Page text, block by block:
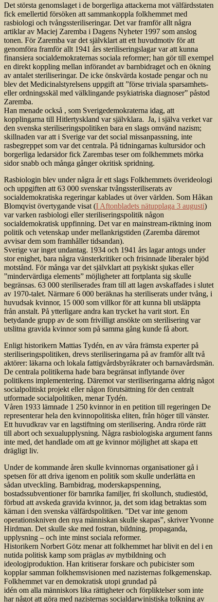
Det största genomslaget i de borgerliga attackerna mot välfärdsstaten
fick emellertid försöken att sammankoppla folkhemmet med
rasbiologi och tvångssteriliseringar. Det var framför allt några
artiklar av Maciej Zaremba i Dagens Nyheter 1997 som anslog
tonen. För Zaremba var det självklart att ett huvudmotiv för att
genomföra framför allt 1941 års steriliseringslagar var att kunna
finansiera socialdemokraternas sociala reformer; han gör till exempel
en direkt koppling mellan införandet av barnbidraget och en ökning
av antalet steriliseringar. De icke önskvärda kostade pengar och nu
blev det Medicinalstyrelsens uppgift att ”förse triviala sparsamhets-
eller ordningsskäl med välklingande psykiatriska diagnoser” påstod
Zaremba.
Han menade också , som Sverigedemokraterna idag, att
kopplingarna till Hitlertyskland var självklara. Ja, i själva verket var
den svenska steriliseringspolitiken bara en slags omvänd nazism;
skillnaden var att i Sverige var det social missanpassning, inte
rasbegreppet som var det centrala. På tidningarnas kultursidor och
borgerliga ledarsidor fick Zarembas teser om folkhemmets mörka
sidor snabb och många gånger okritisk spridning.
Rasbiologin blev under några år ett slags Folkhemmets överideologi
och uppgiften att 63 000 svenskar tvångssteriliserats av
socialdemokratiska regeringar kablades ut över världen. Som Håkan
Blomqvist övertygande visat (I Aftonbladets nätupplaga 3 augusti)
var varken rasbiologi eller steriliseringspolitik någon
socialdemokratisk uppfinning. Det var en mainstream-riktning inom
politik och vetenskap under mellankrigstiden (Zaremba däremot
avvisar dem som framhåller tidsandan).
Sverige var inget undantag. 1934 och 1941 års lagar antogs under
stor enighet, bara några vänsterkritiker och frisinnade liberaler bjöd
motstånd. För många var det självklart att psykiskt sjukas eller
”mindervärdiga elements” möjligheter att fortplanta sig skulle
begränsas. 63 000 steriliserades fram till att lagen avskaffades i slutet
av 1970-talet. Närmare 6 000 beräknas ha steriliserats under tvång, i
huvudsak kvinnor, 15 000 som villkor för att kunna bli utsläppta
från anstalt. På ytterligare andra kan trycket ha varit stort. En
betydande grupp av de som frivilligt ansökte om sterilisering var
utslitna gravida kvinnor som på samma gång kunde få abort.
Enligt historikern Mattias Tydén, en av våra främsta experter på
steriliseringspolitiken, drevs steriliseringarna på av framför allt två
aktörer: läkarna och lokala fattigvårdsbyråkrater och barnavårdsmän.
De centrala politikerna hade bara begränsat inflytande över
politikens implementering. Däremot var steriliseringarna aldrig något
socialpolitiskt projekt eller någon förutsättning för den centralt
utformade socialpolitiken, menar Tydén.
Våren 1933 lämnade 1 250 kvinnor in en petition till regeringen De
representerar hela den kvinnopolitiska eliten, från höger till vänster.
Ett huvudkrav var en lagstiftning om sterilisering. Andra rörde rätt
till abort och sexualupplysning. Några rasbiologiska argument fanns
inte med, det handlade om att ge kvinnor möjlighet att skapa ett
drägligt liv.
Under de kommande åren skulle kvinnornas organisationer gå i
spetsen för att driva igenom en politik som skulle underlätta en
sådan utveckling. Barnbidrag, moderskapspenning,
bostadssubventioner för barnrika familjer, fri skollunch, studiestöd,
förbud att avskeda gravida kvinnor, ja, det som idag betraktas som
kärnan i den svenska välfärdspolitiken. ”Det var inte genom
operationskniven den nya människan skulle skapas”, skriver Yvonne
Hirdman. Det skulle ske med fostran, bildning, propaganda,
upplysning – och inte minst sociala reformer.
Historikern Norbert Götz menar att folkhemmet har blivit en del i en
nutida politisk kamp som präglas av mytbildning och
ideologiproduktion. Han kritiserar forskare och pubicister som
kopplar samman folkhemsvisionen med nazisternas folkgemenskap.
Folkhemmet var en demokratisk utopi grundad på
idén om alla människors lika rättigheter och förpliktelser som inte
har något att göra med nazisternas socialdarwinistiska tolkning av